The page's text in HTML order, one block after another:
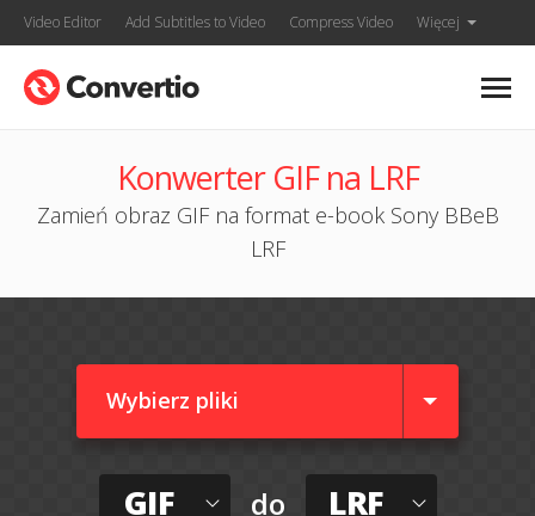
Video Editor Add Subtitles to Video Compress Video Więcej
Konwerter GIF na LRF
Zamień obraz GIF na format e-book Sony BBeB
LRF
Wybierz pliki
GIF do LRF